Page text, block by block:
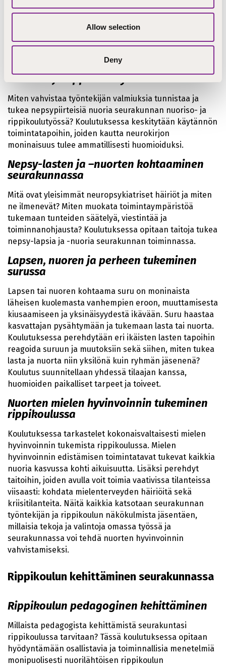
Allow selection
Deny
kautta tuetaan nuorten mielen hyvinvointia? Tilaa
seurakuntaasi tai rovastikuntaasi koulutus, jossa opit
rippikoulua.
Nepsytietoinen työote seurakunnan
nuoriso- ja rippikoulutyössä
Miten vahvistaa työntekijän valmiuksia tunnistaa ja
tukea nepsypiirteisiä nuoria seurakunnan nuoriso- ja
rippikoulutyössä? Koulutuksessa keskitytään käytännön
toimintatapoihin, joiden kautta neurokirjon
moninaisuus tulee ammatillisesti huomioiduksi.
Nepsy-lasten ja –nuorten kohtaaminen
seurakunnassa
Mitä ovat yleisimmät neuropsykiatriset häiriöt ja miten
ne ilmenevät? Miten muokata toimintaympäristöä
tukemaan tunteiden säätelyä, viestintää ja
toiminnanohjausta? Koulutuksessa opitaan taitoja tukea
nepsy-lapsia ja -nuoria seurakunnan toiminnassa.
Lapsen, nuoren ja perheen tukeminen
surussa
Lapsen tai nuoren kohtaama suru on moninaista
läheisen kuolemasta vanhempien eroon, muuttamisesta
kiusaamiseen ja yksinäisyydestä ikävään. Suru haastaa
kasvattajan pysähtymään ja tukemaan lasta tai nuorta.
Koulutuksessa perehdytään eri ikäisten lasten tapoihin
reagoida suruun ja muutoksiin sekä siihen, miten tukea
lasta ja nuorta niin yksilönä kuin ryhmän jäsenenä?
Koulutus suunnitellaan yhdessä tilaajan kanssa,
huomioiden paikalliset tarpeet ja toiveet.
Nuorten mielen hyvinvoinnin tukeminen
rippikoulussa
Koulutuksessa tarkastelet kokonaisvaltaisesti mielen
hyvinvoinnin tukemista rippikoulussa. Mielen
hyvinvoinnin edistämisen toimintatavat tukevat kaikkia
nuoria kasvussa kohti aikuisuutta. Lisäksi perehdyt
taitoihin, joiden avulla voit toimia vaativissa tilanteissa
viisaasti: kohdata mielenterveyden häiriöitä sekä
kriisitilanteita. Näitä kaikkia katsotaan seurakunnan
työntekijän ja rippikoulun näkökulmista jäsentäen,
millaisia tekoja ja valintoja omassa työssä ja
seurakunnassa voi tehdä nuorten hyvinvoinnin
vahvistamiseksi.
Rippikoulun kehittäminen seurakunnassa
Rippikoulun pedagoginen kehittäminen
Millaista pedagogista kehittämistä seurakuntasi
rippikoulussa tarvitaan? Tässä koulutuksessa opitaan
hyödyntämään osallistavia ja toiminnallisia menetelmiä
monipuolisesti nuorilähtöisen rippikoulun